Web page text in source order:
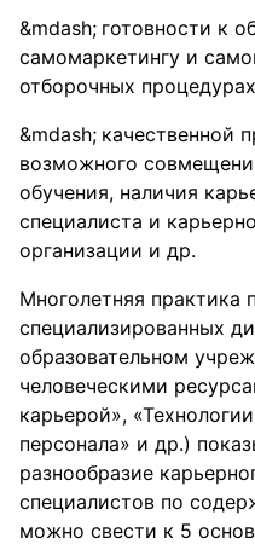
готовности к
самомаркетингу и
отборочных
качественной
возможного
обучения, наличия
специалиста и
организации и др.
Многолетняя практика
специализированных
образовательном
человеческими
карьерой»,
персонала» и др.)
разнообразие
специалистов по
можно свести к 5